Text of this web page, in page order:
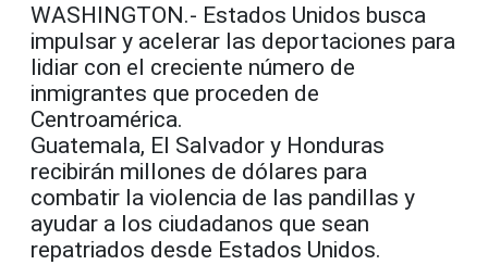
WASHINGTON.- Estados Unidos busca
impulsar y acelerar las deportaciones para
lidiar con el creciente número de
inmigrantes que proceden de
Centroamérica.
Guatemala, El Salvador y Honduras
recibirán millones de dólares para
combatir la violencia de las pandillas y
ayudar a los ciudadanos que sean
repatriados desde Estados Unidos.